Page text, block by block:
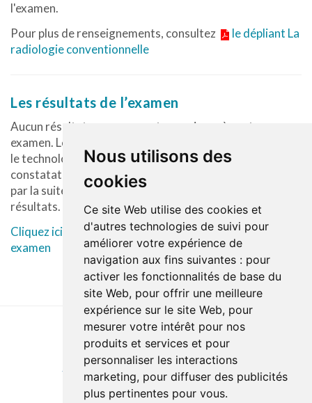
Nous utilisons des
cookies
Ce site Web utilise des cookies et
d'autres technologies de suivi pour
améliorer votre expérience de
navigation aux fins suivantes : pour
activer les fonctionnalités de base du
site Web, pour offrir une meilleure
expérience sur le site Web, pour
mesurer votre intérêt pour nos
produits et services et pour
personnaliser les interactions
marketing, pour diffuser des publicités
plus pertinentes pour vous.
l'examen.
Pour plus de renseignements, consultez
le dépliant La
radiologie conventionnelle
Les résultats de l’examen
Aucun résultat ne vous sera transmis après votre
examen. Le radiologue évalue les images produites par
le technologue et fait un rapport en décrivant les
constatations visualisées sur les images. Le rapport sera
par la suite envoyé à votre médecin qui vous donnera les
résultats.
Cliquez ici pour obtenir un CD ou un DVD de votre
examen
Last update : 26 February 2024
Accessibility
Website development